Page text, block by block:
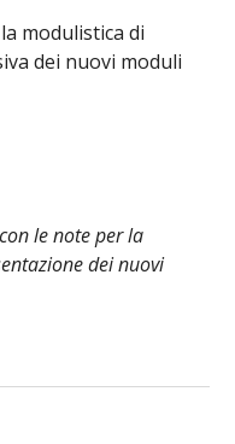
modulistica di
le note per la
dei nuovi